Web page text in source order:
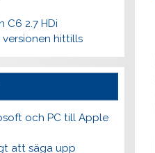
C6 2.7 HDi
versionen hittills
och PC till Apple
att säga upp